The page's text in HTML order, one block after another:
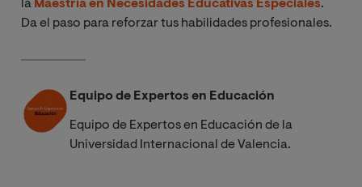
la Maestría en Necesidades Educativas Especiales.
Da el paso para reforzar tus habilidades profesionales.
Equipo de Expertos en Educación
Equipo de Expertos en Educación de la
Universidad Internacional de Valencia.